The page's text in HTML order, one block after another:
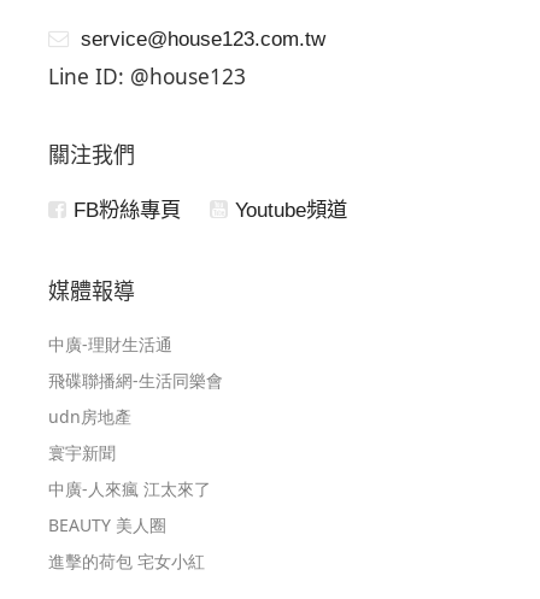
service@house123.com.tw
Line ID: @house123
關注我們
FB粉絲專頁 Youtube頻道
媒體報導
中廣-理財生活通
飛碟聯播網-生活同樂會
udn房地產
寰宇新聞
中廣-人來瘋 江太來了
BEAUTY 美人圈
進擊的荷包 宅女小紅